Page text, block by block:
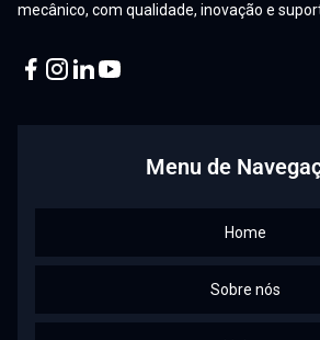
mecânico, com qualidade, inovação e
Menu de
Home
Sobre nós